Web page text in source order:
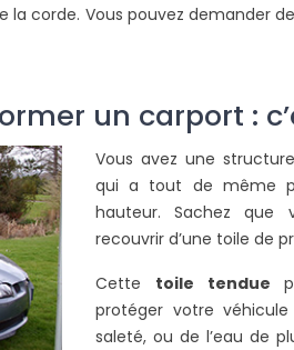
la corde. Vous pouvez demander
un carport :
Vous avez une
qui a tout de même
hauteur. Sachez que
recouvrir d’une toile de
Cette toile tendue
protéger votre
saleté, ou de l’eau de